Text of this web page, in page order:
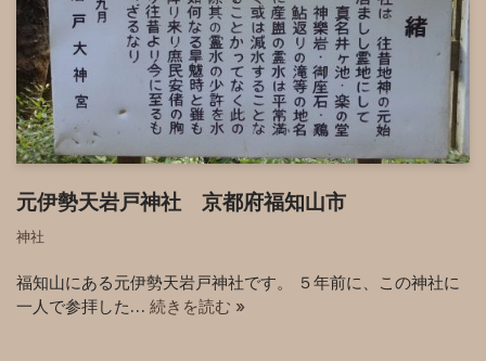
元伊勢天岩戸神社 京都府福知山市
神社
福知山にある元伊勢天岩戸神社です。 ５年前に、この神社に
一人で参拝した… 続きを読む »